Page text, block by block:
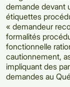
demande devant
étiquettes
« demandeur
formalités
fonctionnelle
cautionnement,
impliquant des
demandes au